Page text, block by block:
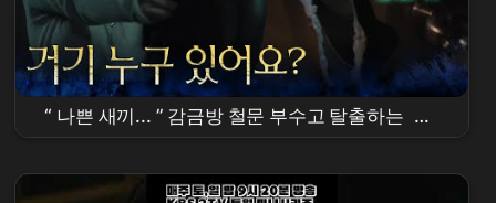
“ 나쁜 새끼... ” 감금방 철문 부수고 탈출하는 이
설 [ 결혼의 완성 ] | KBS 260712 방송